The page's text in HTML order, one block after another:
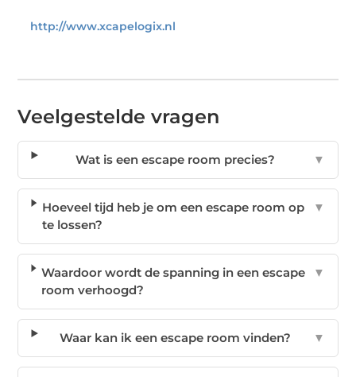
http://www.xcapelogix.nl
Veelgestelde vragen
Wat is een escape room precies? ▼
Hoeveel tijd heb je om een escape room op
te lossen?
▼
Waardoor wordt de spanning in een escape
room verhoogd?
▼
Waar kan ik een escape room vinden? ▼